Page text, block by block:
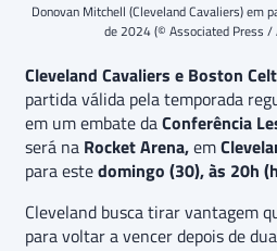
Donovan Mitchell (Cleveland Cavaliers) em
de 2024 (© Associated Press /
Cleveland Cavaliers e Boston
partida válida pela temporada
em um embate daConferência
será na Rocket Arena,em
para estedomingo (30), às 20h
Cleveland busca tirar vantagem
para voltar a vencer depois de